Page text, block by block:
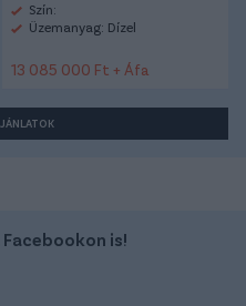
Szín:
Üzemanyag: Dízel
13 085 000 Ft + Áfa
is!